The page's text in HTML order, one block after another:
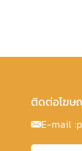
ติดต่อโฆษ
E-mail :